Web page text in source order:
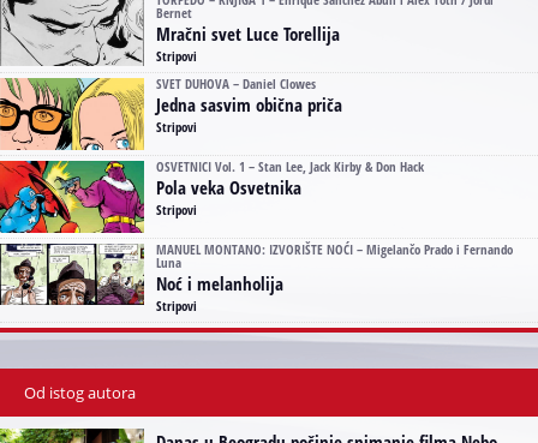
Bernet
Mračni svet Luce Torellija
Stripovi
SVET DUHOVA – Daniel Clowes
Jedna sasvim obična priča
Stripovi
OSVETNICI Vol. 1 – Stan Lee, Jack Kirby & Don Hack
Pola veka Osvetnika
Stripovi
MANUEL MONTANO: IZVORIŠTE NOĆI – Migelančo Prado i Fernando
Luna
Noć i melanholija
Stripovi
Od istog autora